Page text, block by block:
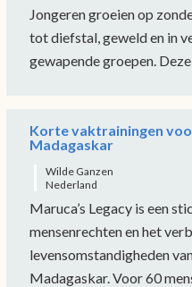
Jongeren groeien op
tot diefstal, geweld en in
gewapende groepen. Deze
Korte vaktrainingen
Madagaskar
Wilde Ganzen
Nederland
Maruca’s Legacy is een
mensenrechten en het
levensomstandigheden
Madagaskar. Voor 60